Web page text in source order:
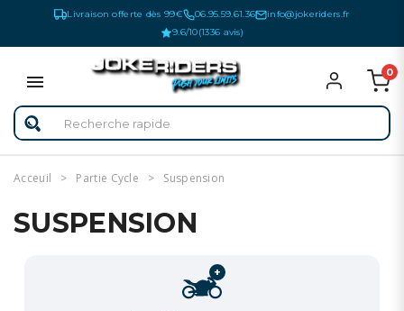
Livraison offerte dès 99€ 06.95.59.61.36
info@jokeriders.fr
9.6/10(1336 avis)
0
Acceuil Partie Cycle Suspension
SUSPENSION
+